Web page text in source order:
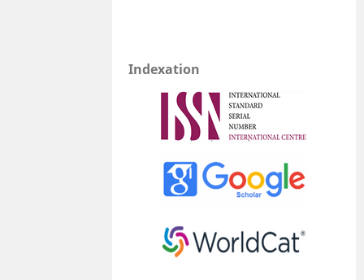
Indexation